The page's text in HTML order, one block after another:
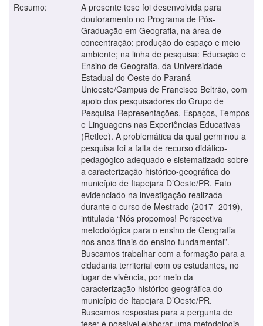
Resumo:
A presente tese foi desenvolvida para
doutoramento no Programa de Pós-
Graduação em Geografia, na área de
concentração: produção do espaço e meio
ambiente; na linha de pesquisa: Educação e
Ensino de Geografia, da Universidade
Estadual do Oeste do Paraná –
Unioeste/Campus de Francisco Beltrão, com
apoio dos pesquisadores do Grupo de
Pesquisa Representações, Espaços, Tempos
e Linguagens nas Experiências Educativas
(Retlee). A problemática da qual germinou a
pesquisa foi a falta de recurso didático-
pedagógico adequado e sistematizado sobre
a caracterização histórico-geográfica do
município de Itapejara D’Oeste/PR. Fato
evidenciado na investigação realizada
durante o curso de Mestrado (2017- 2019),
intitulada “Nós propomos! Perspectiva
metodológica para o ensino de Geografia
nos anos finais do ensino fundamental”.
Buscamos trabalhar com a formação para a
cidadania territorial com os estudantes, no
lugar de vivência, por meio da
caracterização histórico geográfica do
município de Itapejara D’Oeste/PR.
Buscamos respostas para a pergunta de
tese: é possível elaborar uma metodologia